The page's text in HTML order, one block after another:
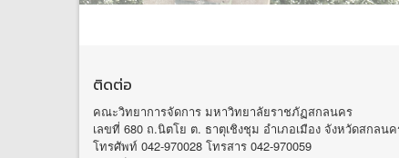
ติดต่อ
คณะวิทยาการจัดการ มหาวิทยาลัยราชภัฏสกลนคร
เลขที่ 680 ถ.นิตโย ต. ธาตุเชิงชุม อำเภอเมือง จังหวัดสกลนค
โทรศัพท์ 042-970028 โทรสาร 042-970059